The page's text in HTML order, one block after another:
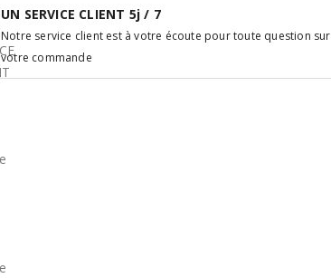
UN SERVICE CLIENT 5j / 7
Notre service client est à votre écoute pour toute question sur
votre commande